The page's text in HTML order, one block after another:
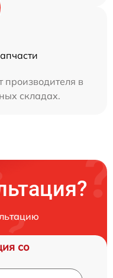
производителя в
складах.
со